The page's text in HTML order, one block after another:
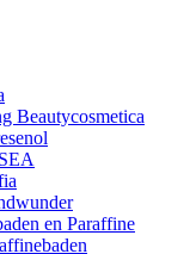
Beautycosmetica
en Paraffine